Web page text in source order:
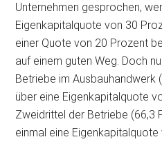
Unternehmen gesprochen,
Eigenkapitalquote von 30
einer Quote von 20 Prozent
auf einem guten Weg. Doch
Betriebe imAusbauhandwerk
über eine Eigenkapitalquote
Zweidrittel der Betriebe (66,3
einmal eine